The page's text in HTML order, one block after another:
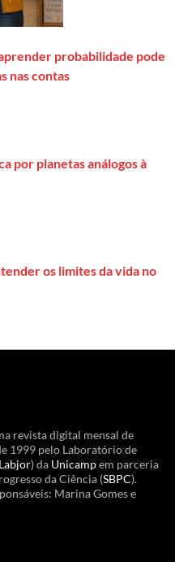
probabilidade pode
nas contas
por planetas análogos à
os limites da vida no
revista digital mensal de
1999 pelo Laboratório de
Labjor) da Unicampem parceria
da Ciência (SBPC).
Marina Gomes e